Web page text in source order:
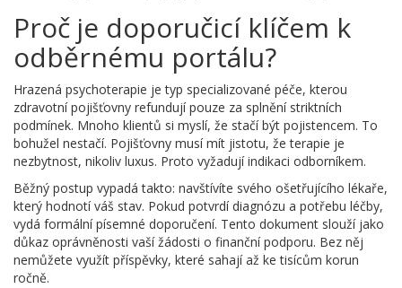
Proč je doporučicí klíčem k
odběrnému portálu?
Hrazená psychoterapie jetyp specializované péče, kterou
zdravotní pojišťovny refundují pouze za splnění striktních
podmínek. Mnoho klientů si myslí, že stačí být pojistencem. To
bohužel nestačí. Pojišťovny musí mít jistotu, že terapie je
nezbytnost, nikoliv luxus. Proto vyžadují indikaci odborníkem.
Běžný postup vypadá takto: navštívíte svého ošetřujícího lékaře,
který hodnotí váš stav. Pokud potvrdí diagnózu a potřebu léčby,
vydá formální písemné doporučení. Tento dokument slouží jako
důkaz oprávněnosti vaší žádosti o finanční podporu. Bez něj
nemůžete využít příspěvky, které sahají až ke tisícům korun
ročně.